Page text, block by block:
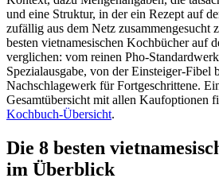
und eine Struktur, in der ein Rezept auf
zufällig aus dem Netz zusammengesucht
besten vietnamesischen Kochbücher auf
verglichen: vom reinen Pho-
Spezialausgabe, von der Einsteiger-Fibel
Nachschlagewerk für Fortgeschrittene.
Gesamtübersicht mit allen Kaufoptionen
Kochbuch-Übersicht.
Die 8 besten
im Überblick